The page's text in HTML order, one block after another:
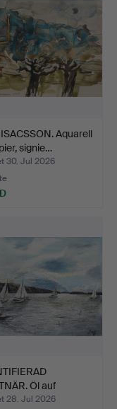
Aquarell
signie…
30. Jul 2026
Öl auf
S…
28. Jul 2026